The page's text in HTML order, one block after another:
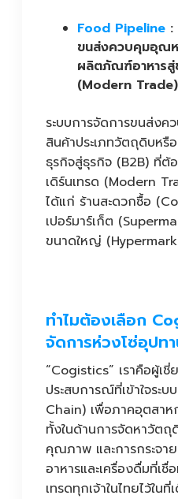
Food Pipeline :
ขนส่งควบคุมอุณ
ผลิตภัณฑ์อาหารสู่
(Modern Trade)
ระบบการจัดการขนส่ง
สินค้าประเภทวัตถุดิบห
ธุรกิจสู่ธุรกิจ (B2B) ที่ต้อ
เดิร์นเทรด (Modern
ได้แก่ ร้านสะดวกซื้อ
เปอร์มาร์เก็ต
ขนาดใหญ่
ทำไมต้องเลือก
จัดการห่วงโซ่อุปท
“Cogistics” เราคือผู้เ
ประสบการณ์ที่เข้าใจระ
Chain) เพื่อภาคอุตสาห
ทั้งในด้านการจัดหาวัตถุ
คุณภาพ และการกระจา
อาหารและเครื่องดื่มที่เ
เทรดทุกเจ้าในไทยไว้ในที่